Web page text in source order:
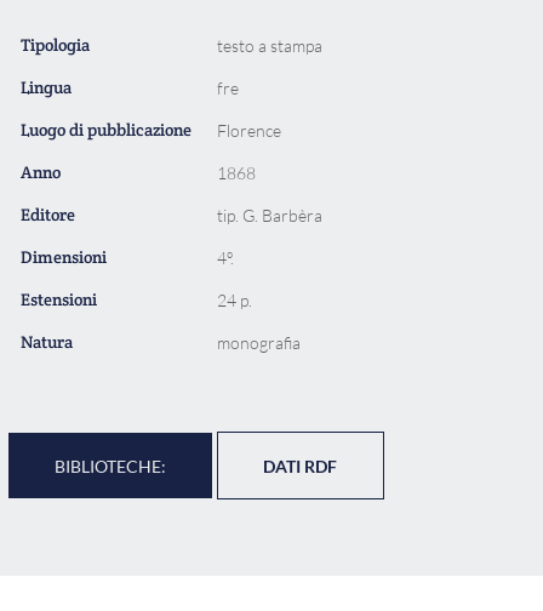
Tipologia testo a stampa
Lingua fre
Luogo di pubblicazione Florence
Anno 1868
Editore tip. G. Barbèra
Dimensioni 4º.
Estensioni 24 p.
Natura monografia
BIBLIOTECHE: DATI RDF